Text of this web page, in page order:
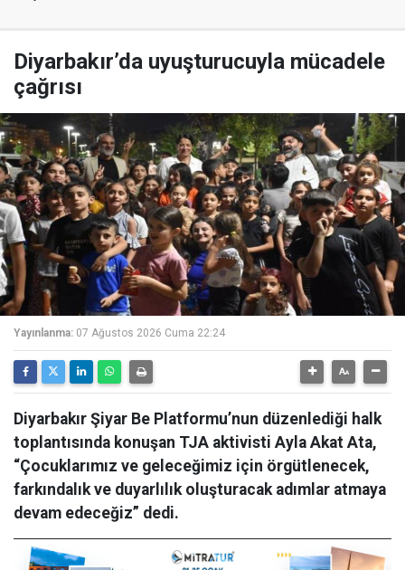
Diyarbakır’da uyuşturucuyla mücadele
çağrısı
Yayınlanma: 07 Ağustos 2026 Cuma 22:24
Diyarbakır Şiyar Be Platformu’nun düzenlediği halk
toplantısında konuşan TJA aktivisti Ayla Akat Ata,
“Çocuklarımız ve geleceğimiz için örgütlenecek,
farkındalık ve duyarlılık oluşturacak adımlar atmaya
devam edeceğiz” dedi.